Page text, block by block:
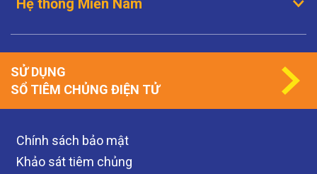
Chính sách bảo mật
Khảo sát tiêm chủng
SỬ DỤNG
SỔ TIÊM CHỦNG ĐIỆN TỬ